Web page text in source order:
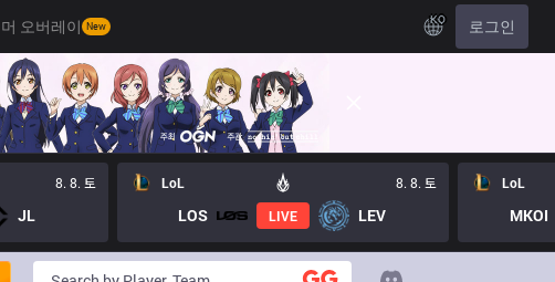
오버레이 New KO 로그인
8. 8. 토
JL
LoL 8. 8. 토
LOS LIVE LEV
LoL
MKOI